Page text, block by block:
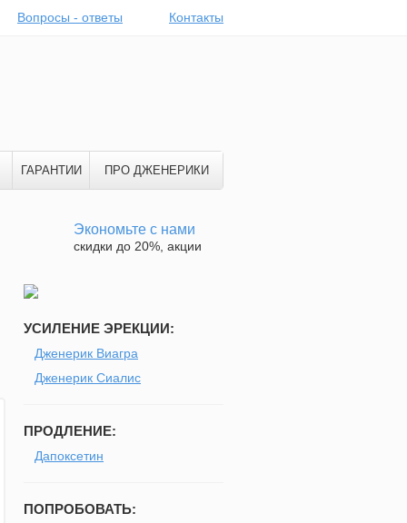
Вопросы - ответы Контакты
ГАРАНТИИ ПРО ДЖЕНЕРИКИ
Экономьте с нами
скидки до 20%, акции
УСИЛЕНИЕ ЭРЕКЦИИ:
Дженерик Виагра
Дженерик Сиалис
ПРОДЛЕНИЕ:
Дапоксетин
ПОПРОБОВАТЬ: